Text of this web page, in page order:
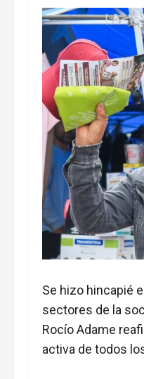
Se hizo hincapié
sectores de la
Rocío Adame
activa de todos